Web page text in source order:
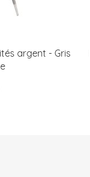
argent - Gris